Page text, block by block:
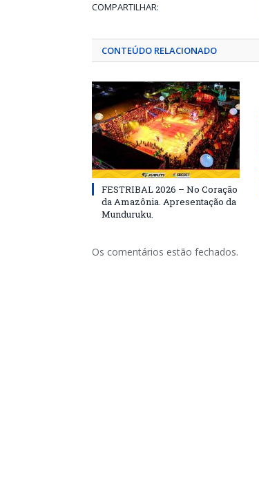
COMPARTILHAR:
CONTEÚDO RELACIONADO
FESTRIBAL 2026 – No Coração
da Amazônia. Apresentação da
Munduruku.
Os comentários estão fechados.